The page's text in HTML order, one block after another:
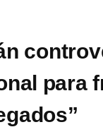
para